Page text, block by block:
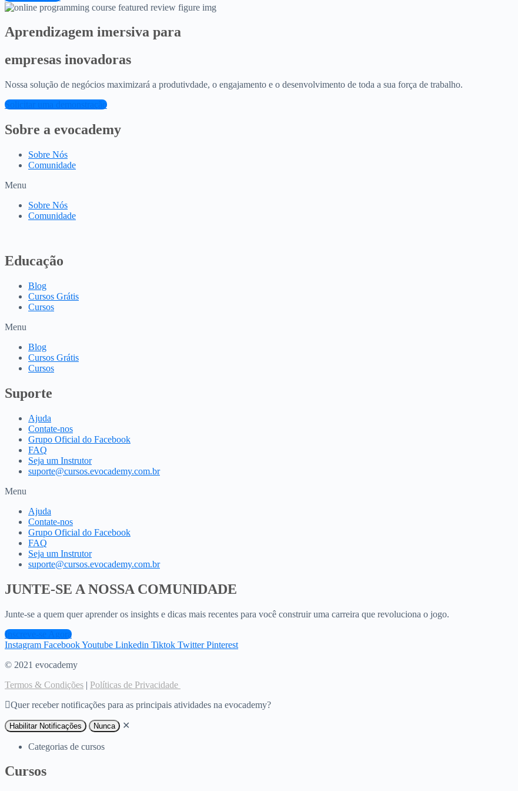
Aprendizagem imersiva para
empresas inovadoras
Nossa solução de negócios maximizará a produtivdade, o engajamento e o desenvolvimento de toda a sua força de trabalho.
Solicitar uma demonstração
Sobre a evocademy
Sobre Nós
Comunidade
Menu
Sobre Nós
Comunidade
Educação
Blog
Cursos Grátis
Cursos
Menu
Blog
Cursos Grátis
Cursos
Suporte
Ajuda
Contate-nos
Grupo Oficial do Facebook
FAQ
Seja um Instrutor
suporte@cursos.evocademy.com.br
Menu
Ajuda
Contate-nos
Grupo Oficial do Facebook
FAQ
Seja um Instrutor
suporte@cursos.evocademy.com.br
JUNTE-SE A NOSSA COMUNIDADE
Junte-se a quem quer aprender os insights e dicas mais recentes para você construir uma carreira que revoluciona o jogo.
Inscreve-se Agora
Instagram FacebookYoutube Linkedin Tiktok Twitter Pinterest
© 2021 evocademy
Termos & Condições | Políticas de Privacidade
Quer receber notificações para as principais atividades na evocademy?
Habilitar Notificações Nunca ✕
Categorias de cursos
Cursos